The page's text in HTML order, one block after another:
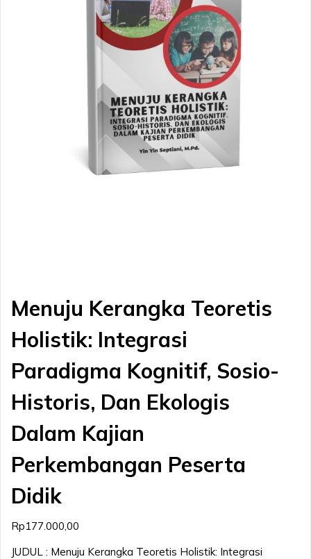
Menuju Kerangka Teoretis
Holistik: Integrasi
Paradigma Kognitif, Sosio-
Historis, Dan Ekologis
Dalam Kajian
Perkembangan Peserta
Didik
Rp177.000,00
JUDUL : Menuju Kerangka Teoretis Holistik: Integrasi